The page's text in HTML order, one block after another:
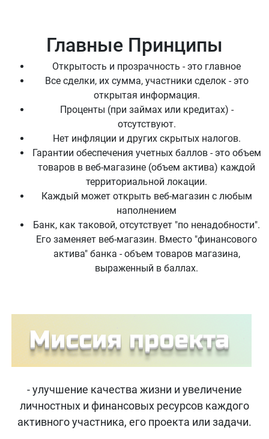
Главные Принципы
Открытость и прозрачность - это главное
Все сделки, их сумма, участники сделок - это
открытая информация.
Проценты (при займах или кредитах) -
отсутствуют.
Нет инфляции и других скрытых налогов.
Гарантии обеспечения учетных баллов - это объем
товаров в веб-магазине (объем актива) каждой
территориальной локации.
Каждый может открыть веб-магазин с любым
наполнением
Банк, как таковой, отсутствует "по ненадобности".
Его заменяет веб-магазин. Вместо "финансового
актива" банка - объем товаров магазина,
выраженный в баллах.
- улучшение качества жизни и увеличение
личностных и финансовых ресурсов каждого
активного участника, его проекта или задачи.